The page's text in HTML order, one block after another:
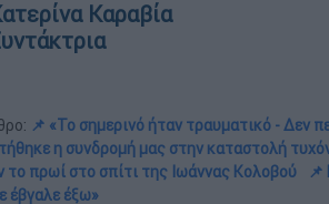
Καραβία
📌 «Το σημερινό ήταν τραυματικό - Δεν
η συνδρομή μας στην καταστολή
το πρωί στο σπίτι της Ιωάννας Κολοβού
έβγαλε έξω»